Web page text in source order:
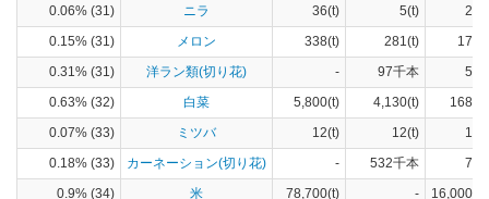
0.06% (31)
ニラ 36(t) 5(t)
0.15% (31)
メロン 338(t) 281(t)
0.31% (31)
洋ラン類(切り花) - 97千本
0.63% (32)
白菜 5,800(t) 4,130(t)
0.07% (33)
ミツバ 12(t) 12(t)
0.18% (33)
カーネーション(切り花) - 532千本
0.9% (34)
米 78,700(t) -